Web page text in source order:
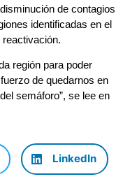
de contagios
identificadas en el
región para poder
de quedarnos en
semáforo”, se lee en
LinkedIn